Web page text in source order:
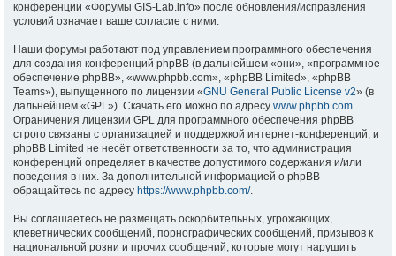
конференции «Форумы GIS-Lab.info» после обновления/исправления
условий означает ваше согласие с ними.
Наши форумы работают под управлением программного обеспечения
для создания конференций phpBB (в дальнейшем «они», «программное
обеспечение phpBB», «www.phpbb.com», «phpBB Limited», «phpBB
Teams»), выпущенного по лицензии «GNU General Public License v2» (в
дальнейшем «GPL»). Скачать его можно по адресу www.phpbb.com.
Ограничения лицензии GPL для программного обеспечения phpBB
строго связаны с организацией и поддержкой интернет-конференций, и
phpBB Limited не несёт ответственности за то, что администрация
конференций определяет в качестве допустимого содержания и/или
поведения в них. За дополнительной информацией о phpBB
обращайтесь по адресу https://www.phpbb.com/.
Вы соглашаетесь не размещать оскорбительных, угрожающих,
клеветнических сообщений, порнографических сообщений, призывов к
национальной розни и прочих сообщений, которые могут нарушить